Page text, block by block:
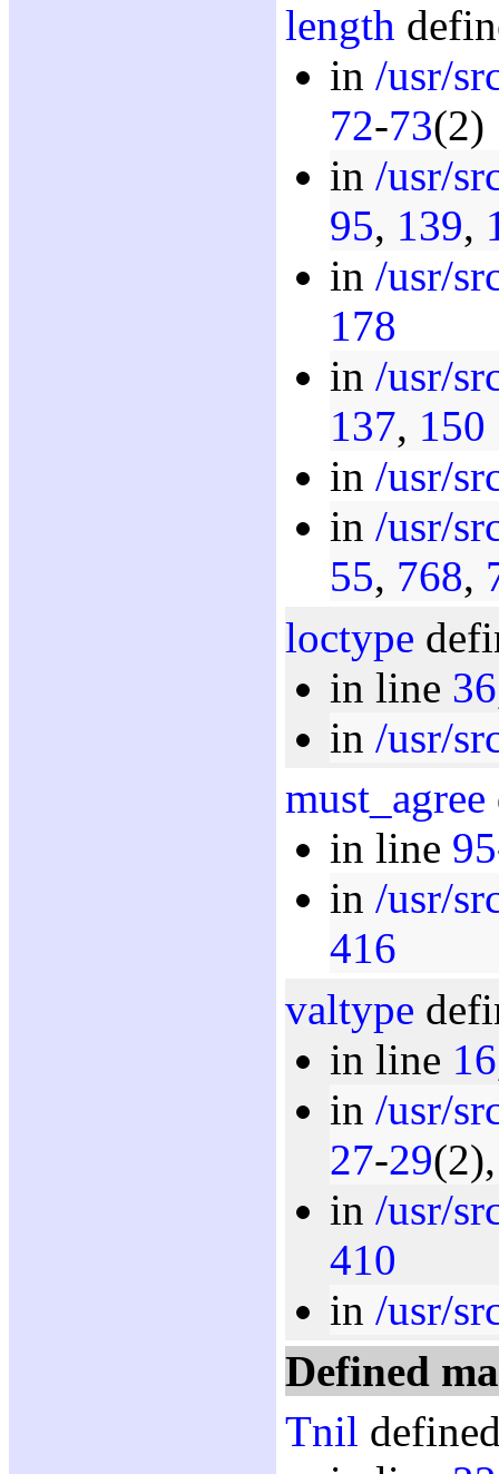
length
in /usr/
72-73(2)
in /usr/
95, 139,
in /usr/
178
in /usr/
137, 150
in /usr/
in /usr/
55, 768,
loctype
in line 36
in /usr/
must_agree
in line 95
in /usr/
416
valtype
in line 16
in /usr/
27-29
in /usr/
410
in /usr/
Defined
Tnil